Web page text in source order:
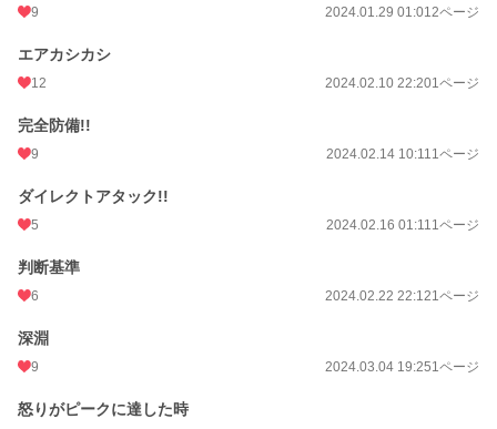
9 2024.01.29 01:012ページ
エアカシカシ
12 2024.02.10 22:201ページ
完全防備!!
9 2024.02.14 10:111ページ
ダイレクトアタック!!
5 2024.02.16 01:111ページ
判断基準
6 2024.02.22 22:121ページ
深淵
9 2024.03.04 19:251ページ
怒りがピークに達した時